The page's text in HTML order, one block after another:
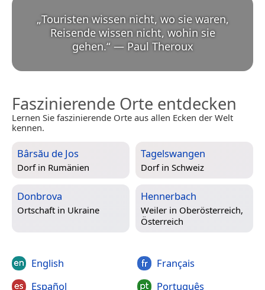
„Touristen wissen nicht, wo sie waren,
Reisende wissen nicht, wohin sie
gehen.“ — Paul Theroux
Faszinierende Orte entdecken
Lernen Sie faszinierende Orte aus allen Ecken der Welt
kennen.
Bârsău de Jos
Dorf in Rumänien
Tagelswangen
Dorf in Schweiz
Donbrova
Ortschaft in Ukraine
Hennerbach
Weiler in Oberösterreich,
Österreich
English
Español
Français
Português